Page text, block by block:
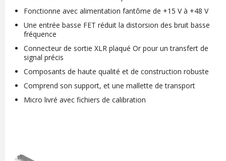
Fonctionne avec alimentation fantôme de +15 V à +48 V
Une entrée basse FET réduit la distorsion des bruit basse
fréquence
Connecteur de sortie XLR plaqué Or pour un transfert de
signal précis
Composants de haute qualité et de construction robuste
Comprend son support, et une mallette de transport
Micro livré avec fichiers de calibration